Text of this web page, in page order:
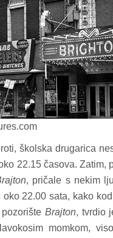
školska drugarica
22.15 časova. Zatim,
, pričale s nekim
22.00 sata, kako
pozorišteBrajton, tvrdio
momkom,